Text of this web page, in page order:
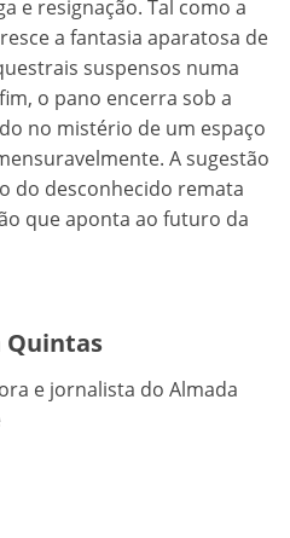
e resignação. Tal como a
a fantasia aparatosa de
suspensos numa
o pano encerra sob a
no mistério de um espaço
A sugestão
do desconhecido remata
que aponta ao futuro da
Quintas
e jornalista do Almada